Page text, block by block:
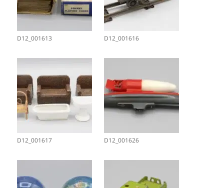
D12_001613 D12_001616
D12_001617 D12_001626